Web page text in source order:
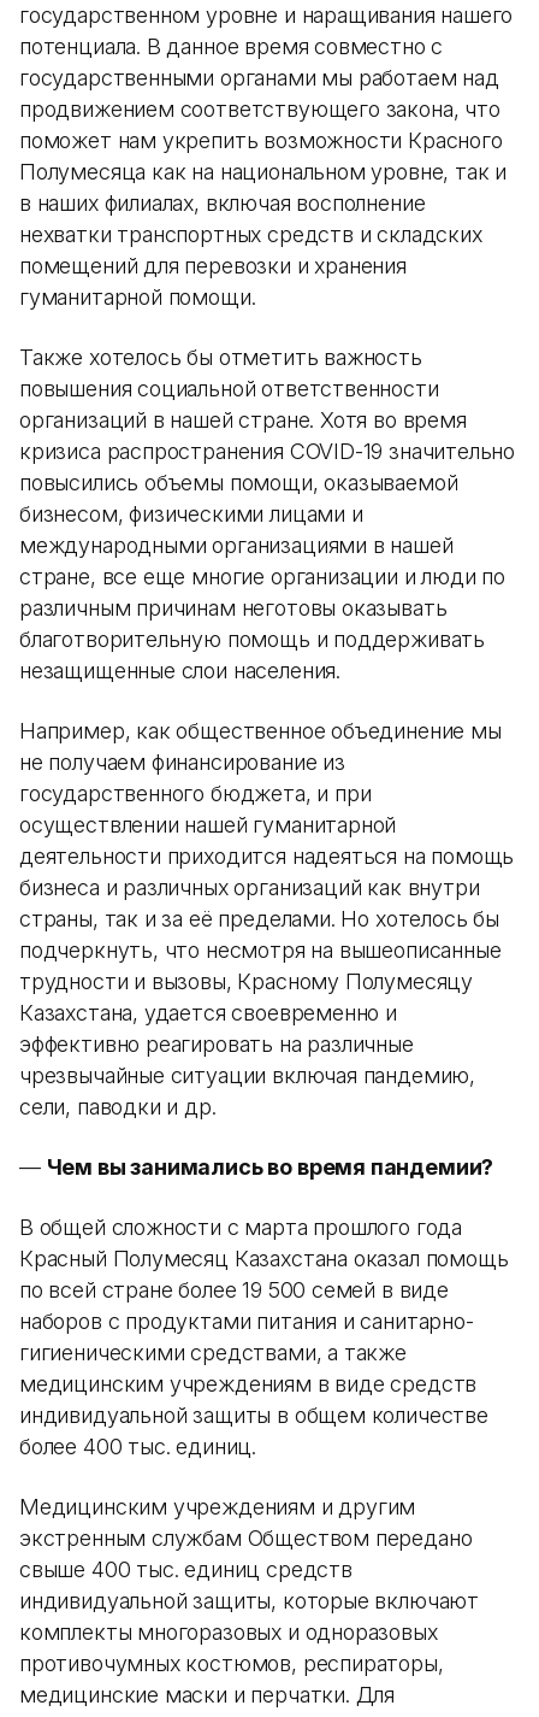
государственном уровне и наращивания нашего
потенциала. В данное время совместно с
государственными органами мы работаем над
продвижением соответствующего закона, что
поможет нам укрепить возможности Красного
Полумесяца как на национальном уровне, так и
в наших филиалах, включая восполнение
нехватки транспортных средств и складских
помещений для перевозки и хранения
гуманитарной помощи.
Также хотелось бы отметить важность
повышения социальной ответственности
организаций в нашей стране. Хотя во время
кризиса распространения COVID-19 значительно
повысились объемы помощи, оказываемой
бизнесом, физическими лицами и
международными организациями в нашей
стране, все еще многие организации и люди по
различным причинам неготовы оказывать
благотворительную помощь и поддерживать
незащищенные слои населения.
Например, как общественное объединение мы
не получаем финансирование из
государственного бюджета, и при
осуществлении нашей гуманитарной
деятельности приходится надеяться на помощь
бизнеса и различных организаций как внутри
страны, так и за её пределами. Но хотелось бы
подчеркнуть, что несмотря на вышеописанные
трудности и вызовы, Красному Полумесяцу
Казахстана, удается своевременно и
эффективно реагировать на различные
чрезвычайные ситуации включая пандемию,
сели, паводки и др.
— Чем вы занимались во время пандемии?
В общей сложности с марта прошлого года
Красный Полумесяц Казахстана оказал помощь
по всей стране более 19 500 семей в виде
наборов с продуктами питания и санитарно-
гигиеническими средствами, а также
медицинским учреждениям в виде средств
индивидуальной защиты в общем количестве
более 400 тыс. единиц.
Медицинским учреждениям и другим
экстренным службам Обществом передано
свыше 400 тыс. единиц средств
индивидуальной защиты, которые включают
комплекты многоразовых и одноразовых
противочумных костюмов, респираторы,
медицинские маски и перчатки. Для